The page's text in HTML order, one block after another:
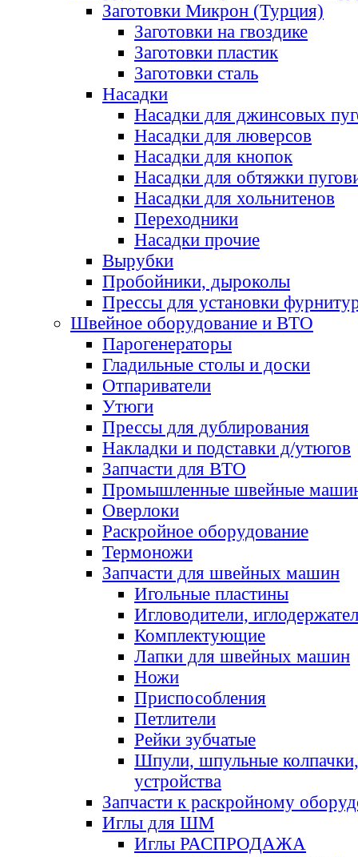
Заготовки Микрон (Турция)
Заготовки на гвоздике
Заготовки пластик
Заготовки сталь
Насадки
Насадки для джинсовых
Насадки для люверсов
Насадки для кнопок
Насадки для обтяжки
Насадки для хольнитенов
Переходники
Насадки прочие
Вырубки
Пробойники, дыроколы
Прессы для установки
Швейное оборудование и ВТО
Парогенераторы
Гладильные столы и доски
Отпариватели
Утюги
Прессы для дублирования
Накладки и подставки д/утюгов
Запчасти для ВТО
Промышленные швейные
Оверлоки
Раскройное оборудование
Термоножи
Запчасти для швейных машин
Игольные пластины
Игловодители,
Комплектующие
Лапки для швейных машин
Ножи
Приспособления
Петлители
Рейки зубчатые
Шпули, шпульные
устройства
Запчасти к раскройному
Иглы для ШМ
Иглы РАСПРОДАЖА